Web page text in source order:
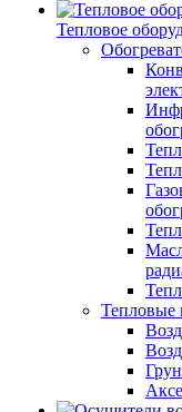
Тепловое
Тепловые